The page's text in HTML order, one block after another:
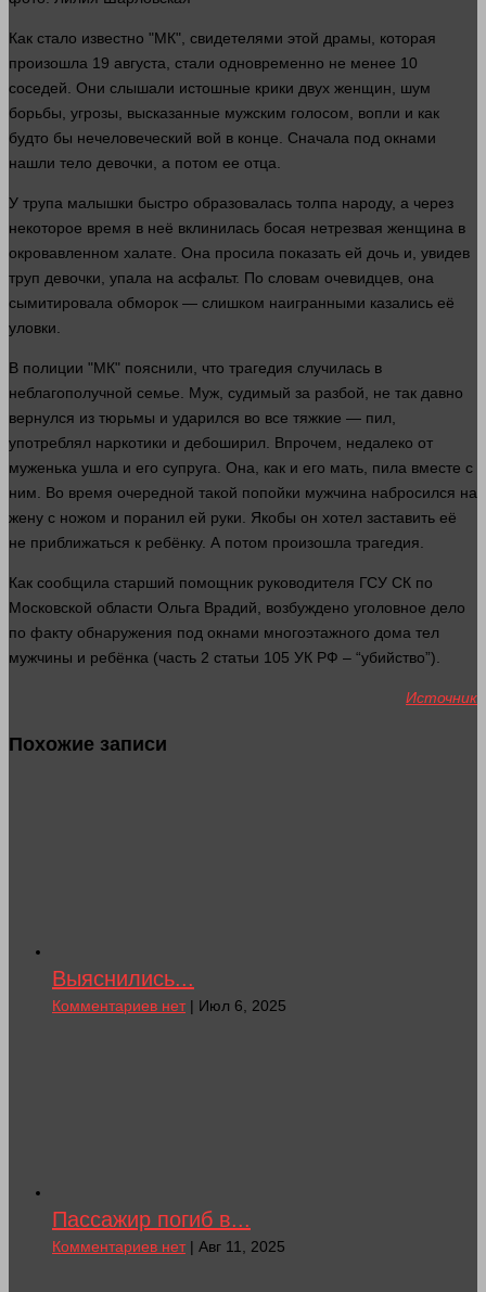
Как стало известно "МК", свидетелями этой драмы, которая
произошла 19 августа, стали одновременно не менее 10
соседей. Они слышали истошные крики двух женщин, шум
борьбы, угрозы, высказанные мужским голосом , вопли и как
будто бы нечеловеческий вой в конце. Сначала под окнами
нашли тело девочки, а потом ее отца.
У трупа малышки быстро образовалась толпа народу, а через
некоторое время в неё вклинилась босая нетрезвая женщина в
окровавленном халате. Она просила показать ей дочь и, увидев
труп девочки, упала на асфальт. По словам очевидцев, она
сымитировала обморок — слишком наигранными казались её
уловки.
В полиции "МК" пояснили, что трагедия случилась в
неблагополучной семье. Муж, судимый за разбой, не так давно
вернулся из тюрьмы и ударился во все тяжкие — пил,
употреблял наркотики и дебоширил. Впрочем, недалеко от
муженька ушла и его супруга. Она, как и его мать , пила вместе с
ним. Во время очередной такой попойки мужчина набросился на
жену с ножом и поранил ей руки . Якобы он хотел заставить её
не приближаться к ребёнку. А потом произошла трагедия.
Как сообщила старший помощник руководителя ГСУ СК по
Московской области Ольга Врадий, возбуждено уголовное дело
по факту обнаружения под окнами многоэтажного дома тел
мужчины и ребёнка (часть 2 статьи 105 УК РФ – “убийство”).
Источник
Похожие записи
Выяснились...
Комментариев нет| Июл 6, 2025
Пассажир погиб в...
Комментариев нет| Авг 11, 2025